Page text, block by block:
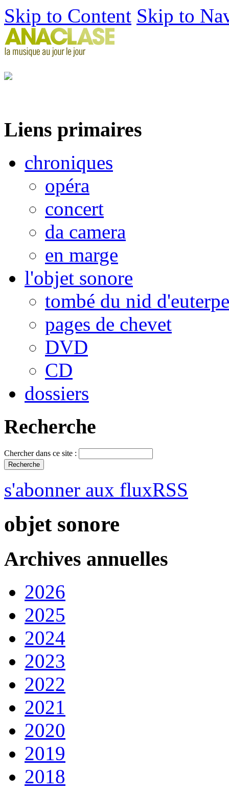
Skip to Content Skip to
Liens primaires
chroniques
opéra
concert
da camera
en marge
l'objet sonore
tombé du nid d'euterpe
pages de chevet
DVD
CD
dossiers
Recherche
Chercher dans ce site :
s'abonner aux fluxRSS
objet sonore
Archives annuelles
2026
2025
2024
2023
2022
2021
2020
2019
2018